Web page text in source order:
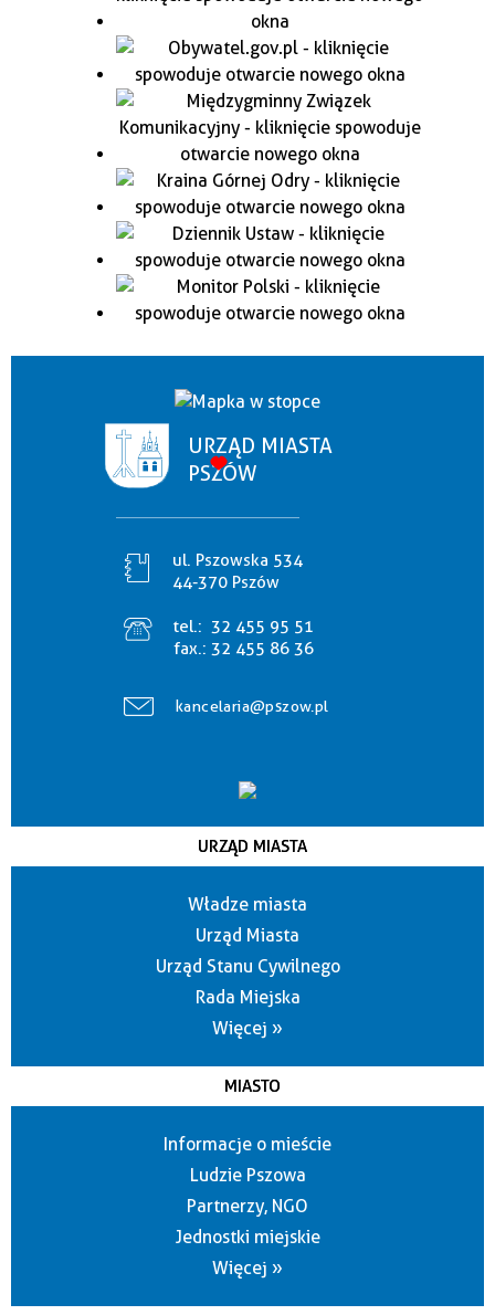
URZĄD MIASTA
PSZÓW
ul. Pszowska 534
44-370 Pszów
tel.: 32 455 95 51
fax.: 32 455 86 36
kancelaria@pszow.pl
URZĄD MIASTA
Władze miasta
Urząd Miasta
Urząd Stanu Cywilnego
Rada Miejska
Więcej »
MIASTO
Informacje o mieście
Ludzie Pszowa
Partnerzy, NGO
Jednostki miejskie
Więcej »